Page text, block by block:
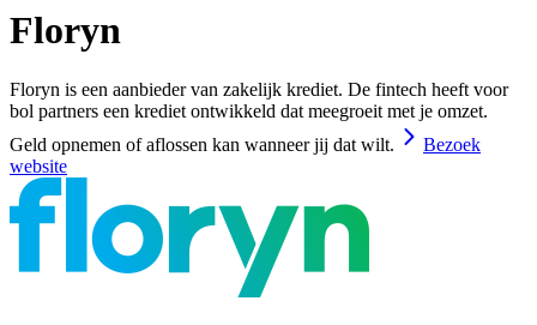
Floryn
Floryn is een aanbieder van zakelijk krediet. De fintech heeft voor
bol partners een krediet ontwikkeld dat meegroeit met je omzet.
Geld opnemen of aflossen kan wanneer jij dat wilt.
Bezoek
website